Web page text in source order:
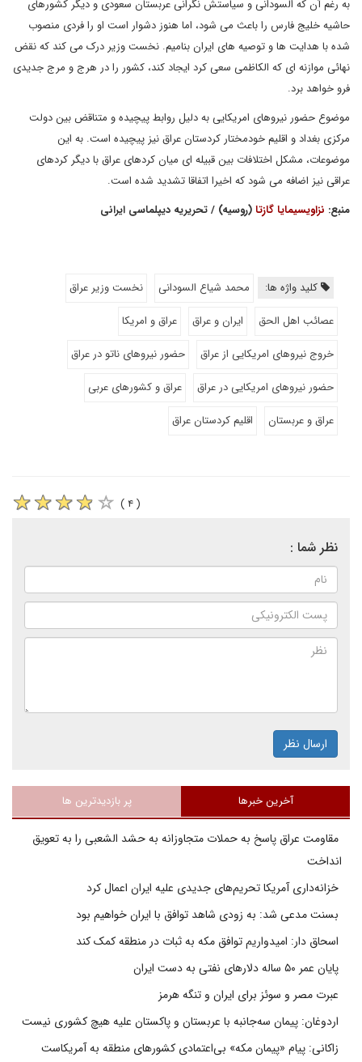
به رغم آن که السودانی و سیاستش نگرانی عربستان سعودی و دیگر کشورهای
حاشیه خلیج فارس را باعث می شود، اما هنوز دشوار است او را فردی منصوب
شده با هدایت ها و توصیه های ایران بنامیم. نخست وزیر درک می کند که نقض
نهائی موازنه ای که الکاظمی سعی کرد ایجاد کند، کشور را در هرج و مرج جدیدی
فرو خواهد برد.
موضوع حضور نیروهای امریکایی به دلیل روابط پیچیده و متناقض بین دولت
مرکزی بغداد و اقلیم خودمختار کردستان عراق نیز پیچیده است. به این
موضوعات، مشکل اختلافات بین قبیله ای میان کردهای عراق با دیگر کردهای
عراقی نیز اضافه می شود که اخیرا اتفاقا تشدید شده است.
منبع: نزاویسیمایا گازتا(روسیه) / تحریریه دیپلماسی ایرانی
کلید واژه ها: محمد شیاع السودانی
نخست وزیر عراق
عصائب اهل الحق
ایران و عراق
عراق و امریکا
خروج نیروهای امریکایی از عراق
حضور نیروهای ناتو در عراق
حضور نیروهای امریکایی در عراق
عراق و کشورهای عربی
عراق و عربستان
اقلیم کردستان عراق
( ۴ )
نظر شما :
ارسال نظر
آخرین خبرها پر بازدیدترین ها
مقاومت عراق پاسخ به حملات متجاوزانه به حشد الشعبی را به تعویق
انداخت
خزانه‌داری آمریکا تحریم‌های جدیدی علیه ایران اعمال کرد
بسنت مدعی شد: به زودی شاهد توافق با ایران خواهیم بود
اسحاق دار: امیدواریم توافق مکه به ثبات در منطقه کمک کند
پایان عمر ۵۰ ساله دلارهای نفتی به دست ایران
عبرت مصر و سوئز برای ایران و تنگه هرمز
اردوغان: پیمان سه‌جانبه با عربستان و پاکستان علیه هیچ کشوری نیست
زاکانی: پیام «پیمان مکه» بی‌اعتمادی کشورهای منطقه به آمریکاست